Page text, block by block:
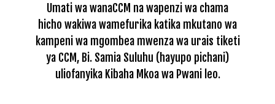
Umati wa wanaCCM na wapenzi wa chama
hicho wakiwa wamefurika katika mkutano wa
kampeni wa mgombea mwenza wa urais tiketi
ya CCM, Bi. Samia Suluhu (hayupo pichani)
uliofanyika Kibaha Mkoa wa Pwani leo.